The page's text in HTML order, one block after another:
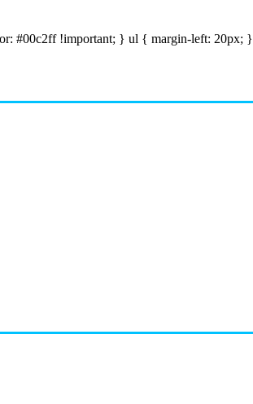
#00c2ff !important; } ul { margin-left: 20px; }